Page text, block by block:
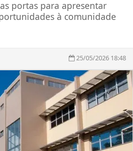
portas para apresentar
à comunidade
25/05/2026 18:48